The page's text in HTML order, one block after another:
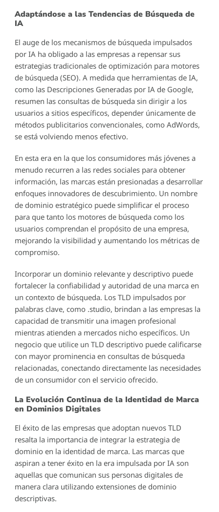
Adaptándose a las Tendencias de Búsqueda de
IA
El auge de los mecanismos de búsqueda impulsados
por IA ha obligado a las empresas a repensar sus
estrategias tradicionales de optimización para motores
de búsqueda (SEO). A medida que herramientas de IA,
como las Descripciones Generadas por IA de Google,
resumen las consultas de búsqueda sin dirigir a los
usuarios a sitios específicos, depender únicamente de
métodos publicitarios convencionales, como AdWords,
se está volviendo menos efectivo.
En esta era en la que los consumidores más jóvenes a
menudo recurren a las redes sociales para obtener
información, las marcas están presionadas a desarrollar
enfoques innovadores de descubrimiento. Un nombre
de dominio estratégico puede simplificar el proceso
para que tanto los motores de búsqueda como los
usuarios comprendan el propósito de una empresa,
mejorando la visibilidad y aumentando los métricas de
compromiso.
Incorporar un dominio relevante y descriptivo puede
fortalecer la confiabilidad y autoridad de una marca en
un contexto de búsqueda. Los TLD impulsados por
palabras clave, como .studio, brindan a las empresas la
capacidad de transmitir una imagen profesional
mientras atienden a mercados nicho específicos. Un
negocio que utilice un TLD descriptivo puede calificarse
con mayor prominencia en consultas de búsqueda
relacionadas, conectando directamente las necesidades
de un consumidor con el servicio ofrecido.
La Evolución Continua de la Identidad de Marca
en Dominios Digitales
El éxito de las empresas que adoptan nuevos TLD
resalta la importancia de integrar la estrategia de
dominio en la identidad de marca. Las marcas que
aspiran a tener éxito en la era impulsada por IA son
aquellas que comunican sus personas digitales de
manera clara utilizando extensiones de dominio
descriptivas.